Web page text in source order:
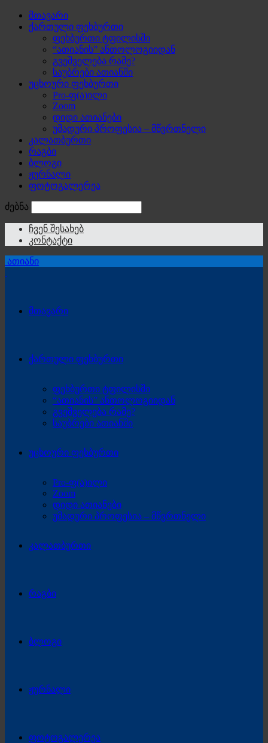
მთავარი
ქართული ფეხბურთი
ფეხბურთი ტფილისში
“ათიანის” ანთოლოგიიდან
გვეშველება რამე?
საუბრები ათიანში
უცხოური ფეხბურთი
Pro-ფ(ა)ილი
Zoom
დიდი ათიანები
უმადური პროფესია – მწვრთნელი
კალათბურთი
რაგბი
ბლოგი
ჟურნალი
ფოტოგალერეა
ძებნა
ჩვენ შესახებ
კონტაქტი
ათიანი
მთავარი
ქართული ფეხბურთი
ფეხბურთი ტფილისში
“ათიანის” ანთოლოგიიდან
გვეშველება რამე?
საუბრები ათიანში
უცხოური ფეხბურთი
Pro-ფ(ა)ილი
Zoom
დიდი ათიანები
უმადური პროფესია – მწვრთნელი
კალათბურთი
რაგბი
ბლოგი
ჟურნალი
ფოტოგალერეა